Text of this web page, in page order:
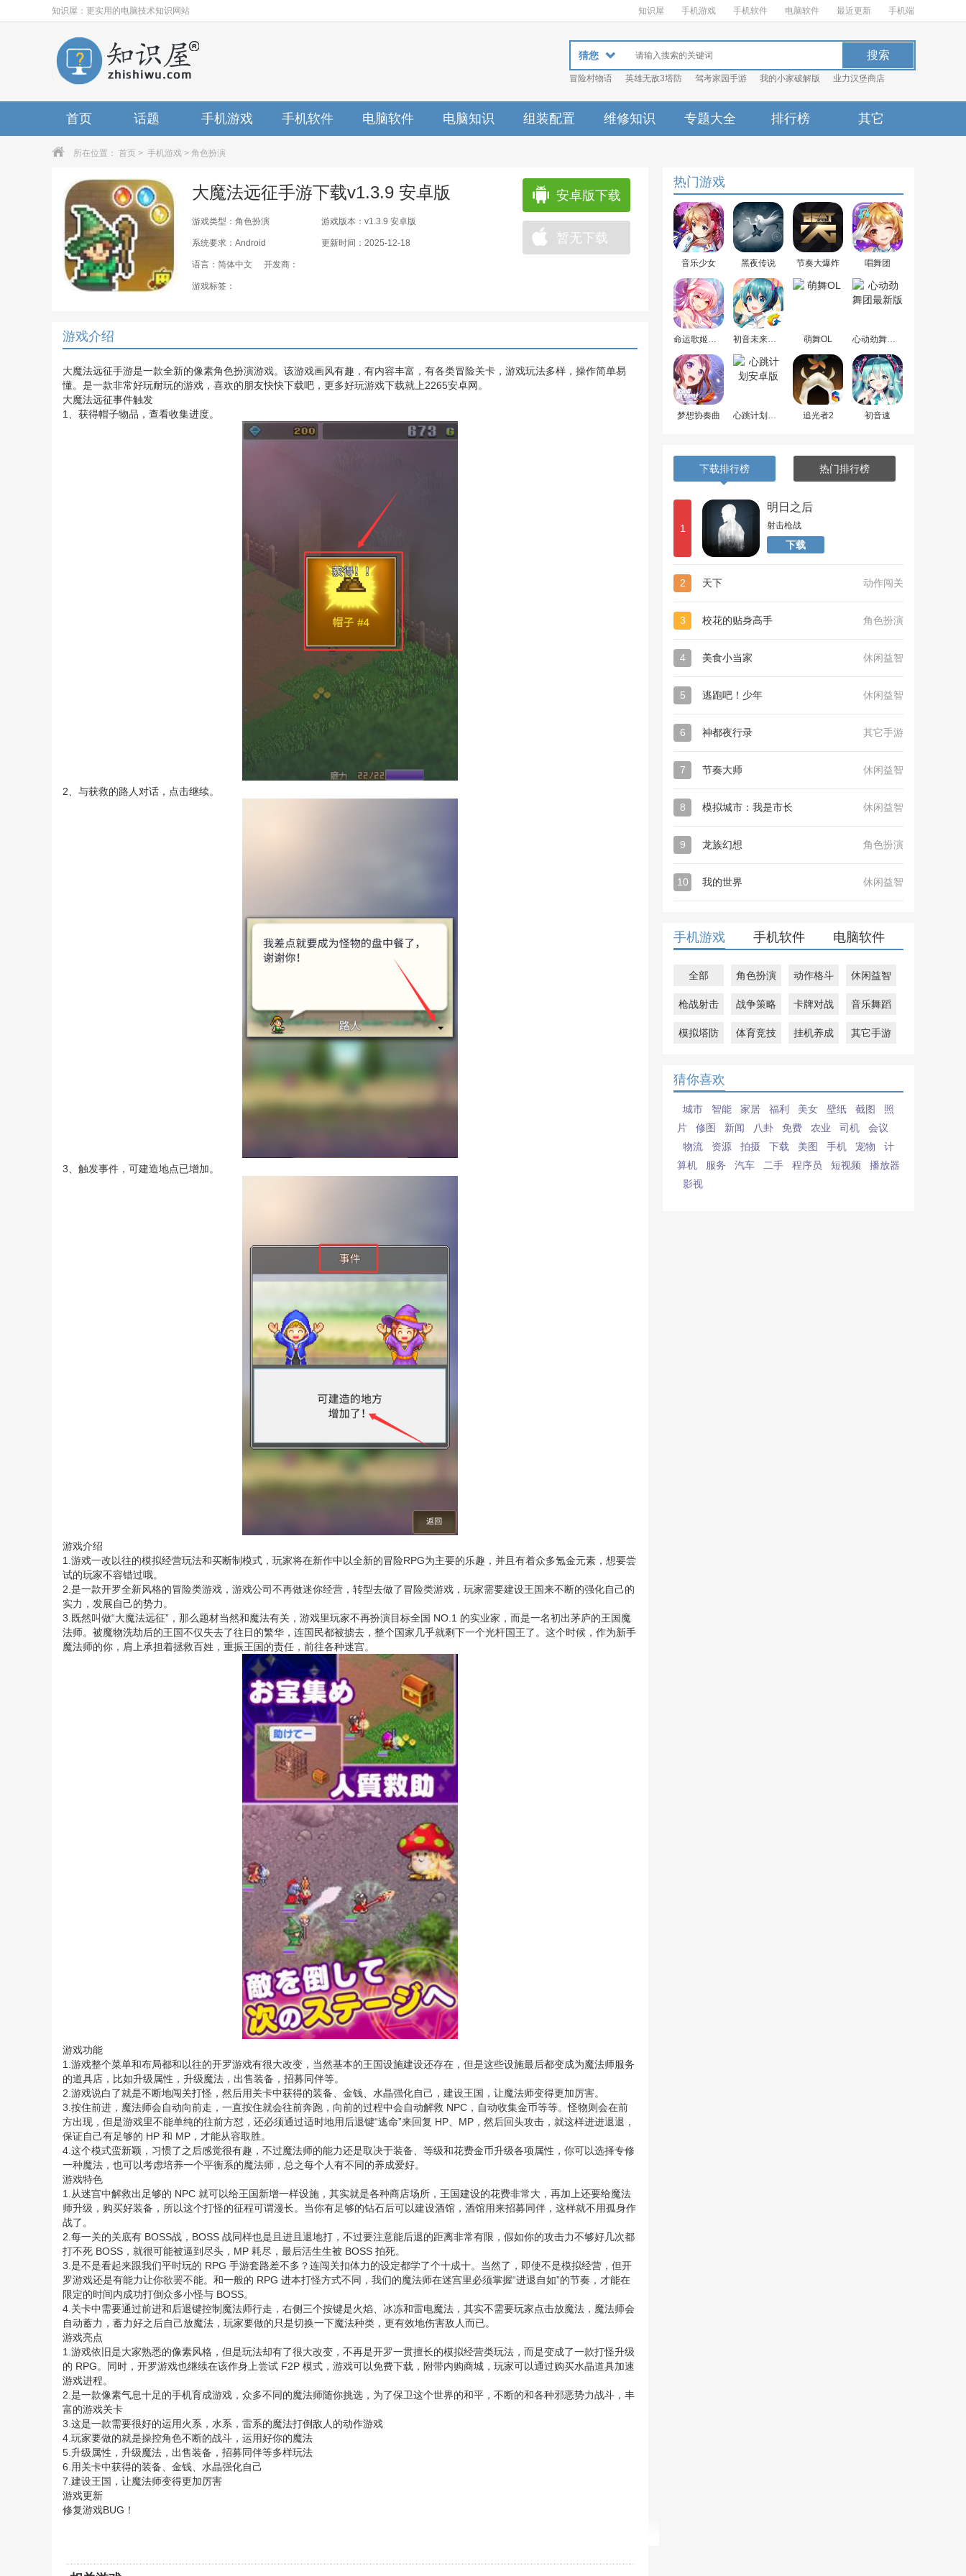
知识屋：更实用的电脑技术知识网站 知识屋 手机游戏 手机软件 电脑软件 最近更新 手机端
猜您
冒险村物语 英雄无敌3塔防 驾考家园手游 我的小家破解版 业力汉堡商店
首页 话题 手机游戏 手机软件 电脑软件 电脑知识 组装配置 维修知识 专题大全 排行榜 其它
所在位置： 首页 > 手机游戏 > 角色扮演
大魔法远征手游下载v1.3.9 安卓版
游戏类型：角色扮演 游戏版本：v1.3.9 安卓版
系统要求：Android 更新时间：2025-12-18
语言：简体中文 开发商：
游戏标签：
安卓版下载
暂无下载
游戏介绍
大魔法远征手游是一款全新的像素角色扮演游戏。该游戏画风有趣，有内容丰富，有各类冒险关卡，游戏玩法多样，操作简单易
懂。是一款非常好玩耐玩的游戏，喜欢的朋友快快下载吧，更多好玩游戏下载就上2265安卓网。
大魔法远征事件触发
1、获得帽子物品，查看收集进度。
2、与获救的路人对话，点击继续。
3、触发事件，可建造地点已增加。
游戏介绍
1.游戏一改以往的模拟经营玩法和买断制模式，玩家将在新作中以全新的冒险RPG为主要的乐趣，并且有着众多氪金元素，想要尝
试的玩家不容错过哦。
2.是一款开罗全新风格的冒险类游戏，游戏公司不再做迷你经营，转型去做了冒险类游戏，玩家需要建设王国来不断的强化自己的
实力，发展自己的势力。
3.既然叫做“大魔法远征”，那么题材当然和魔法有关，游戏里玩家不再扮演目标全国 NO.1 的实业家，而是一名初出茅庐的王国魔
法师。被魔物洗劫后的王国不仅失去了往日的繁华，连国民都被掳去，整个国家几乎就剩下一个光杆国王了。这个时候，作为新手
魔法师的你，肩上承担着拯救百姓，重振王国的责任，前往各种迷宫。
游戏功能
1.游戏整个菜单和布局都和以往的开罗游戏有很大改变，当然基本的王国设施建设还存在，但是这些设施最后都变成为魔法师服务
的道具店，比如升级属性，升级魔法，出售装备，招募同伴等。
2.游戏说白了就是不断地闯关打怪，然后用关卡中获得的装备、金钱、水晶强化自己，建设王国，让魔法师变得更加厉害。
3.按住前进，魔法师会自动向前走，一直按住就会往前奔跑，向前的过程中会自动解救 NPC，自动收集金币等等。怪物则会在前
方出现，但是游戏里不能单纯的往前方怼，还必须通过适时地用后退键“逃命”来回复 HP、MP，然后回头攻击，就这样进进退退，
保证自己有足够的 HP 和 MP，才能从容取胜。
4.这个模式蛮新颖，习惯了之后感觉很有趣，不过魔法师的能力还是取决于装备、等级和花费金币升级各项属性，你可以选择专修
一种魔法，也可以考虑培养一个平衡系的魔法师，总之每个人有不同的养成爱好。
游戏特色
1.从迷宫中解救出足够的 NPC 就可以给王国新增一样设施，其实就是各种商店场所，王国建设的花费非常大，再加上还要给魔法
师升级，购买好装备，所以这个打怪的征程可谓漫长。当你有足够的钻石后可以建设酒馆，酒馆用来招募同伴，这样就不用孤身作
战了。
2.每一关的关底有 BOSS战，BOSS 战同样也是且进且退地打，不过要注意能后退的距离非常有限，假如你的攻击力不够好几次都
打不死 BOSS，就很可能被逼到尽头，MP 耗尽，最后活生生被 BOSS 拍死。
3.是不是看起来跟我们平时玩的 RPG 手游套路差不多？连闯关扣体力的设定都学了个十成十。当然了，即使不是模拟经营，但开
罗游戏还是有能力让你欲罢不能。和一般的 RPG 进本打怪方式不同，我们的魔法师在迷宫里必须掌握“进退自如”的节奏，才能在
限定的时间内成功打倒众多小怪与 BOSS。
4.关卡中需要通过前进和后退键控制魔法师行走，右侧三个按键是火焰、冰冻和雷电魔法，其实不需要玩家点击放魔法，魔法师会
自动蓄力，蓄力好之后自己放魔法，玩家要做的只是切换一下魔法种类，更有效地伤害敌人而已。
游戏亮点
1.游戏依旧是大家熟悉的像素风格，但是玩法却有了很大改变，不再是开罗一贯擅长的模拟经营类玩法，而是变成了一款打怪升级
的 RPG。同时，开罗游戏也继续在该作身上尝试 F2P 模式，游戏可以免费下载，附带内购商城，玩家可以通过购买水晶道具加速
游戏进程。
2.是一款像素气息十足的手机育成游戏，众多不同的魔法师随你挑选，为了保卫这个世界的和平，不断的和各种邪恶势力战斗，丰
富的游戏关卡
3.这是一款需要很好的运用火系，水系，雷系的魔法打倒敌人的动作游戏
4.玩家要做的就是操控角色不断的战斗，运用好你的魔法
5.升级属性，升级魔法，出售装备，招募同伴等多样玩法
6.用关卡中获得的装备、金钱、水晶强化自己
7.建设王国，让魔法师变得更加厉害
游戏更新
修复游戏BUG！
热门游戏
音乐少女 黑夜传说 节奏大爆炸 唱舞团
命运歌姬安卓版 初音未来梦幻歌姬 萌舞OL 心动劲舞团最新版
梦想协奏曲 心跳计划安卓版 追光者2 初音速
下载排行榜 热门排行榜
1
明日之后
射击枪战
下载
2 天下 动作闯关
3 校花的贴身高手 角色扮演
4 美食小当家 休闲益智
5 逃跑吧！少年 休闲益智
6 神都夜行录 其它手游
7 节奏大师 休闲益智
8 模拟城市：我是市长 休闲益智
9 龙族幻想 角色扮演
10 我的世界 休闲益智
手机游戏 手机软件 电脑软件
全部 角色扮演 动作格斗 休闲益智
枪战射击 战争策略 卡牌对战 音乐舞蹈
模拟塔防 体育竞技 挂机养成 其它手游
猜你喜欢
城市 智能 家居 福利 美女 壁纸 截图
照
片
修图 新闻 八卦 免费 农业 司机
会议
物流
资源 拍摄 下载 美图 手机 宠物
计
算机
服务 汽车 二手 程序员 短视频
播放器
影视